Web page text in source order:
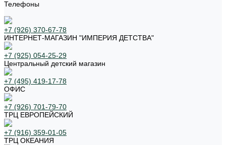
Телефоны
+7 (926) 370-67-78
ИНТЕРНЕТ-МАГАЗИН "ИМПЕРИЯ ДЕТСТВА"
+7 (925) 054-25-29
Центральный детский магазин
+7 (495) 419-17-78
ОФИС
+7 (926) 701-79-70
ТРЦ ЕВРОПЕЙСКИЙ
+7 (916) 359-01-05
ТРЦ ОКЕАНИЯ